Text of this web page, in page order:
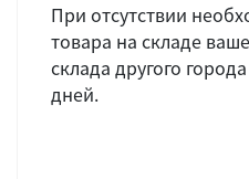
При отсутствии
товара на складе
склада другого
дней.